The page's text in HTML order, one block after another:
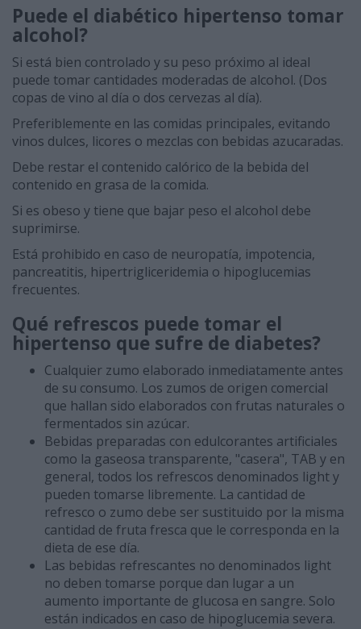
Puede el diabético hipertenso tomar
alcohol?
Si está bien controlado y su peso próximo al ideal
puede tomar cantidades moderadas de alcohol. (Dos
copas de vino al día o dos cervezas al día).
Preferiblemente en las comidas principales, evitando
vinos dulces, licores o mezclas con bebidas azucaradas.
Debe restar el contenido calórico de la bebida del
contenido en grasa de la comida.
Si es obeso y tiene que bajar peso el alcohol debe
suprimirse.
Está prohibido en caso de neuropatía, impotencia,
pancreatitis, hipertrigliceridemia o hipoglucemias
frecuentes.
Qué refrescos puede tomar el
hipertenso que sufre de diabetes?
Cualquier zumo elaborado inmediatamente antes
de su consumo. Los zumos de origen comercial
que hallan sido elaborados con frutas naturales o
fermentados sin azúcar.
Bebidas preparadas con edulcorantes artificiales
como la gaseosa transparente, "casera", TAB y en
general, todos los refrescos denominados light y
pueden tomarse libremente. La cantidad de
refresco o zumo debe ser sustituido por la misma
cantidad de fruta fresca que le corresponda en la
dieta de ese día.
Las bebidas refrescantes no denominados light
no deben tomarse porque dan lugar a un
aumento importante de glucosa en sangre. Solo
están indicados en caso de hipoglucemia severa.